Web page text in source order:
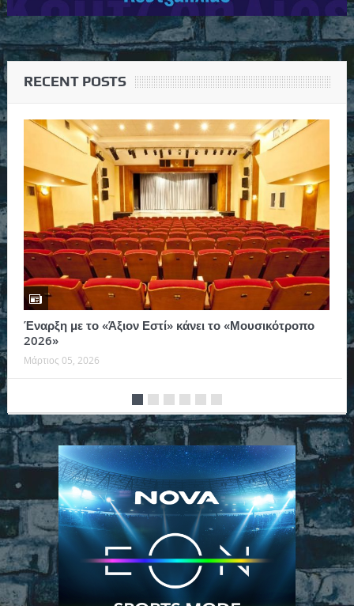
RECENT POSTS
Έναρξη με το «Άξιον Εστί» κάνει το «Μουσικότροπο
2026»
Μάρτιος 05, 2026